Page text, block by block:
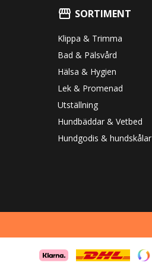
SORTIMENT
Klippa & Trimma
Bad & Pälsvård
Hälsa & Hygien
Lek & Promenad
Utställning
Hundbäddar & Vetbed
Hundgodis & hundskålar